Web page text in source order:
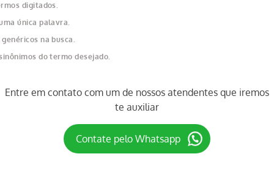
digitados.
única palavra.
na busca.
do termo desejado.
Entre em contato com um de nossos atendentes que iremos
te auxiliar
Contate pelo Whatsapp